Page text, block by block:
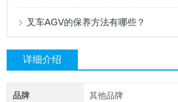
叉车AGV的保养方法有哪些？
详细介绍
品牌 其他品牌